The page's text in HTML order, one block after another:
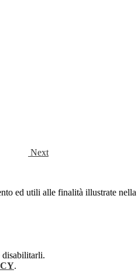
Next
ed utili alle finalità illustrate nella
disabilitarli.
.